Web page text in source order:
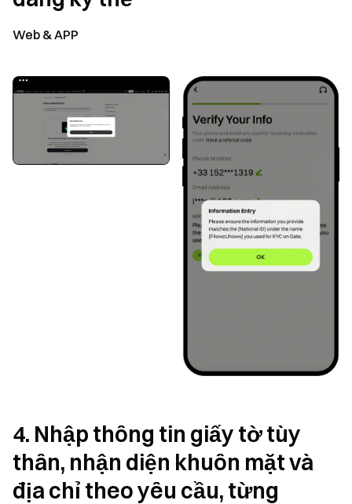
Web & APP
4. Nhập thông tin giấy tờ tùy
thân, nhận diện khuôn mặt và
địa chỉ theo yêu cầu, từng